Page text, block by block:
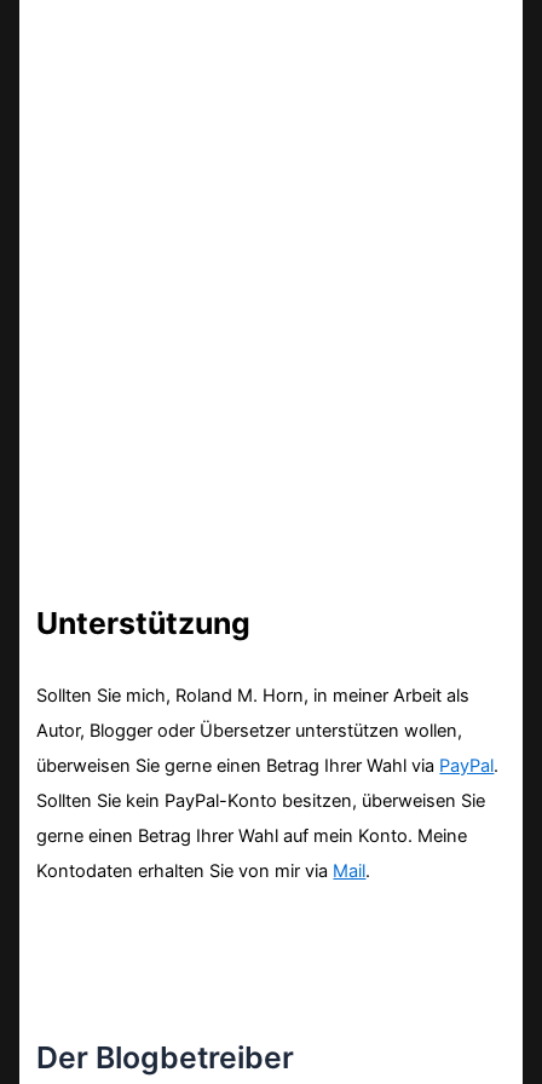
Unterstützung
Sollten Sie mich, Roland M. Horn, in meiner Arbeit als
Autor, Blogger oder Übersetzer unterstützen wollen,
überweisen Sie gerne einen Betrag Ihrer Wahl via PayPal.
Sollten Sie kein PayPal-Konto besitzen, überweisen Sie
gerne einen Betrag Ihrer Wahl auf mein Konto. Meine
Kontodaten erhalten Sie von mir via Mail.
Der Blogbetreiber